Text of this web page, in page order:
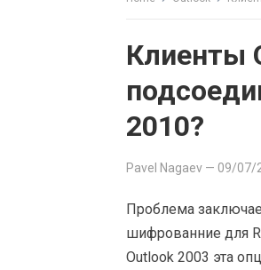
Клиенты
2010?
Pavel Nagaev — 09/07/
Проблема
шифрованние для
Outlook 2003 эта